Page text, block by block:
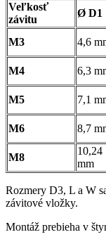
Veľkosť
závitu
Ø D1
M3
4,6
M4 6,3
M5 7,1
M6 8,7
M8
10,24
mm
Rozmery D3, L a W
závitové vložky.
Montáž prebieha v